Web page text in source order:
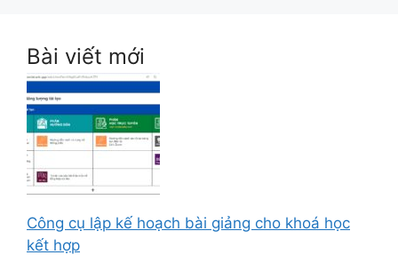
Bài viết mới
Công cụ lập kế hoạch bài giảng cho khoá học
kết hợp